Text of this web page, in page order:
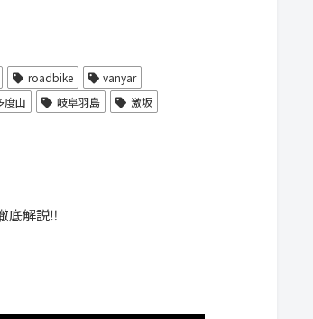
roadbike
vanyar
度山 岐阜羽島
激坂
底解説‼️